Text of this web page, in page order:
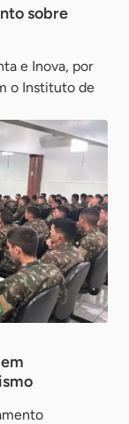
sobre
e Inova, por
o Instituto de